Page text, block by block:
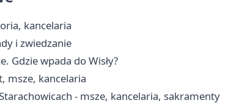
kancelaria
i zwiedzanie
Gdzie wpada do Wisły?
msze, kancelaria
- msze, kancelaria, sakramenty